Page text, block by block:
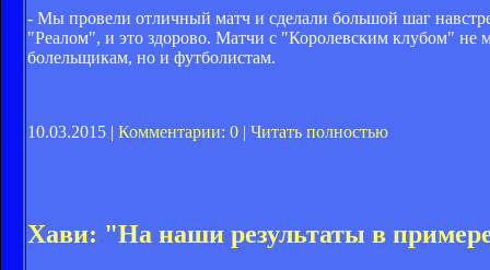
- Мы провели отличный матч и сделали большой шаг
"Реалом", и это здорово. Матчи с "Королевским клубом" не
болельщикам, но и футболистам.
10.03.2015 | Комментарии: 0 | Читать полностью
Хави: "На наши результаты в